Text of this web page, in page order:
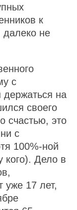
к
далеко не
с
на
своего
счастью, это
с
100%-ной
кого). Дело в
уже 17 лет,